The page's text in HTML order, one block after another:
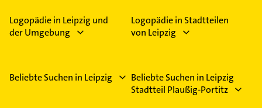
Logopädie in Leipzig und
der Umgebung
Logopädie in Stadtteilen
von Leipzig
Beliebte Suchen in Leipzig
Beliebte Suchen in Leipzig
Stadtteil Plaußig-Portitz